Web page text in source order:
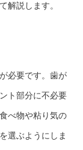
解説します。
必要です。歯が
ト部分に不必要
べ物や粘り気の
選ぶようにしま